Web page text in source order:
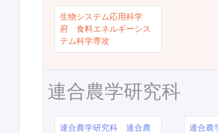
生物システム応用科学
府 食料エネルギーシス
テム科学専攻
連合農学研究科
連合農学研究科 連合農
連合農